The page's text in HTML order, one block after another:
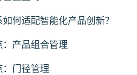
何适配智能化产品创新？
产品组合管理
门径管理